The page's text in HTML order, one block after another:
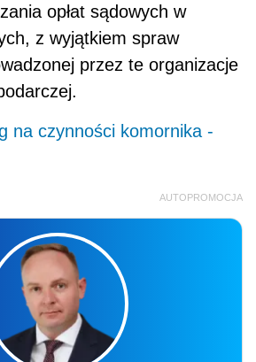
opłat sądowych w
z wyjątkiem spraw
przez te organizacje
na czynności komornika -
AUTOPROMOCJA